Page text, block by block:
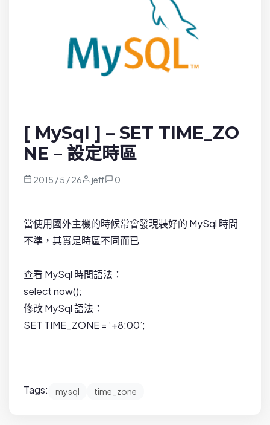
[ MySql ] – SET TIME_ZO
NE – 設定時區
2015 / 5 / 26 jeff 0
當使用國外主機的時候常會發現裝好的 MySql 時間
不準，其實是時區不同而已
查看 MySql 時間語法：
select now();
修改 MySql 語法：
SET TIME_ZONE = ‘+8:00’;
Tags: mysql time_zone